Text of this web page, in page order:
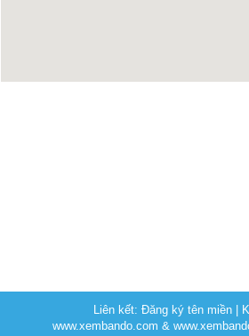
Liên kết:Đăng ký tên miền
www.xembando.com &